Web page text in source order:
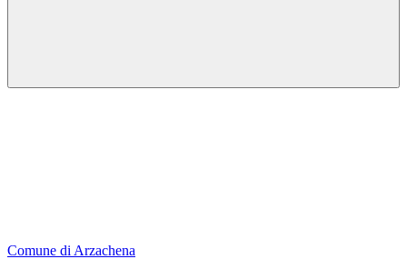
Comune di Arzachena